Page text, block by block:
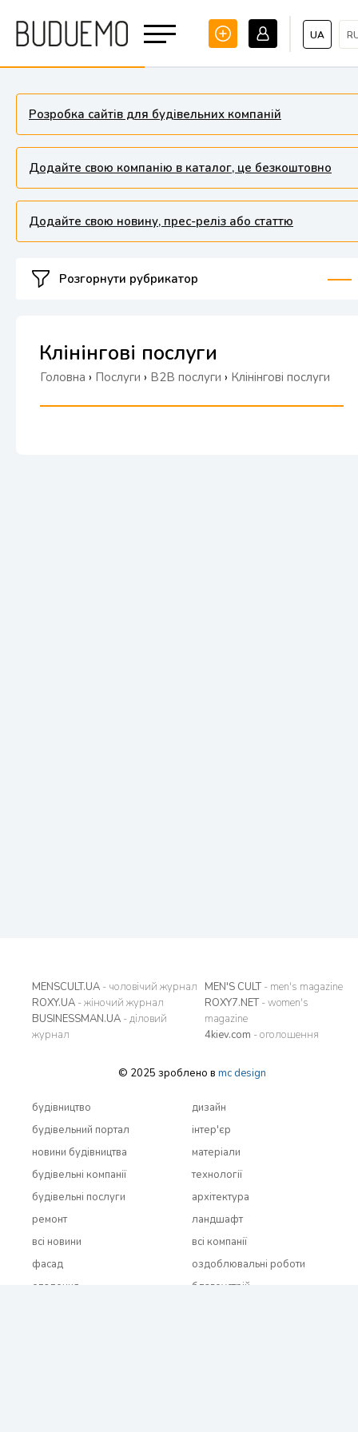
UA
Розробка сайтів для будівельних компаній
Додайте свою компанію в каталог, це безкоштовно
Додайте свою новину, прес-реліз або статтю
Розгорнути рубрикатор
Клінінгові послуги
Головна › Послуги › B2B послуги › Клінінгові послуги
MENSCULT.UA - чоловічий журнал
ROXY.UA - жіночий журнал
BUSINESSMAN.UA - діловий
журнал
MEN'S CULT- men's magazine
ROXY7.NET- women's
magazine
4kiev.com - оголошення
© 2025 зроблено в mc design
будівництво
будівельний портал
новини будівництва
будівельні компанії
будівельні послуги
ремонт
всi новини
дизайн
інтер'єр
матеріали
технології
архітектура
ландшафт
всi компанії
фасад
опалення
оздоблювальні роботи
благоустрій